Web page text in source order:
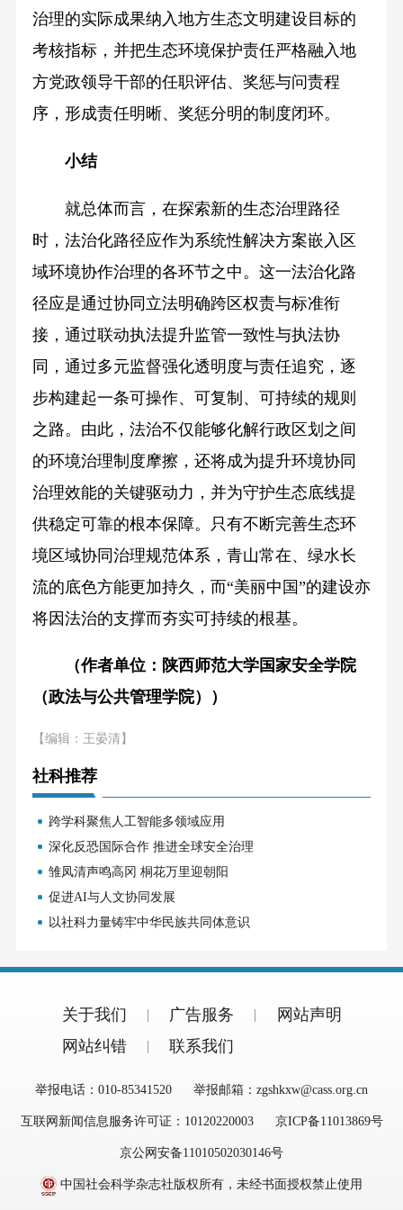
治理的实际成果纳入地方生态文明建设目标的
考核指标，并把生态环境保护责任严格融入地
方党政领导干部的任职评估、奖惩与问责程
序，形成责任明晰、奖惩分明的制度闭环。
小结
就总体而言，在探索新的生态治理路径
时，法治化路径应作为系统性解决方案嵌入区
域环境协作治理的各环节之中。这一法治化路
径应是通过协同立法明确跨区权责与标准衔
接，通过联动执法提升监管一致性与执法协
同，通过多元监督强化透明度与责任追究，逐
步构建起一条可操作、可复制、可持续的规则
之路。由此，法治不仅能够化解行政区划之间
的环境治理制度摩擦，还将成为提升环境协同
治理效能的关键驱动力，并为守护生态底线提
供稳定可靠的根本保障。只有不断完善生态环
境区域协同治理规范体系，青山常在、绿水长
流的底色方能更加持久，而“美丽中国”的建设亦
将因法治的支撑而夯实可持续的根基。
（作者单位：陕西师范大学国家安全学院
（政法与公共管理学院））
【编辑：王晏清】
社科推荐
跨学科聚焦人工智能多领域应用
深化反恐国际合作 推进全球安全治理
雏凤清声鸣高冈 桐花万里迎朝阳
促进AI与人文协同发展
以社科力量铸牢中华民族共同体意识
关于我们 广告服务
网站声明
网站纠错
联系我们
举报电话：010-85341520 举报邮箱：zgshkxw@cass.org.cn
互联网新闻信息服务许可证：10120220003 京ICP备11013869号
京公网安备11010502030146号
中国社会科学杂志社版权所有，未经书面授权禁止使用